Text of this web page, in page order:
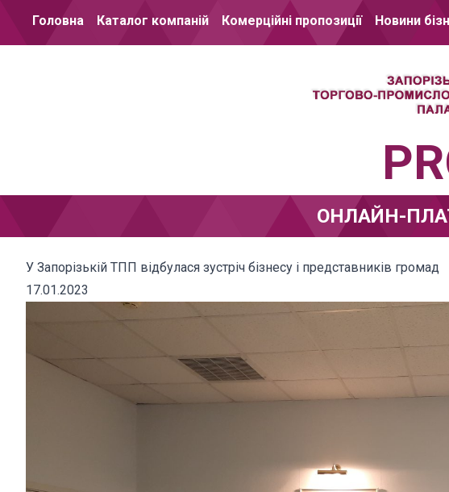
Головна Каталог компаній Комерційні пропозиції Новини
ОНЛАЙН-
У Запорізькій ТПП відбулася зустріч бізнесу і представників громад
17.01.2023